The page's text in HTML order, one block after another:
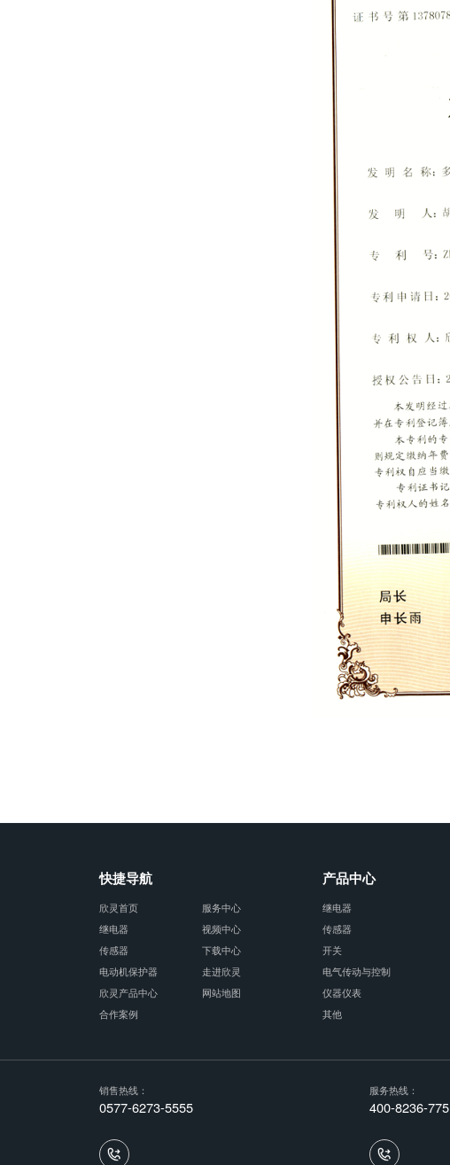
快捷导航
欣灵首页
服务中心
继电器
视频中心
传感器
下载中心
电动机保护器
走进欣灵
欣灵产品中心
网站地图
合作案例
产品中心
继电器
传感器
开关
电气传动与控制
仪器仪表
其他
销售热线：
0577-6273-5555
服务热线：
400-8236-775